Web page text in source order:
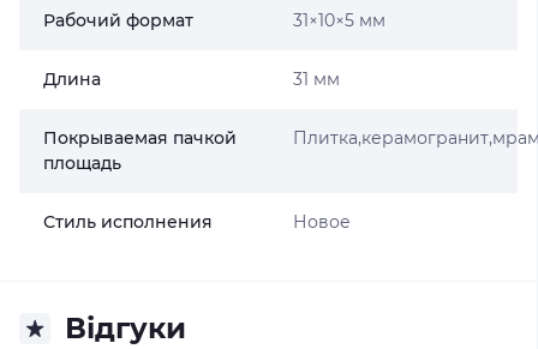
Рабочий формат 31×10×5 мм
Длина 31 мм
Покрываемая пачкой
площадь
Стиль исполнения Новое
Відгуки